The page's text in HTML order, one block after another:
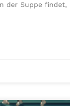
der Suppe findet,